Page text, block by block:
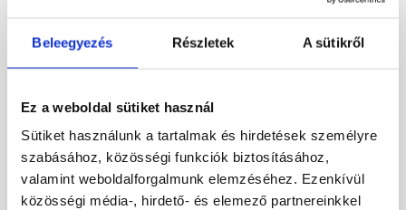
Beleegyezés Részletek A sütikről
Ez a weboldal sütiket használ
Sütiket használunk a tartalmak és hirdetések személyre
szabásához, közösségi funkciók biztosításához,
valamint weboldalforgalmunk elemzéséhez. Ezenkívül
közösségi média-, hirdető- és elemező partnereinkkel
Masterplast
Thermomaster akril
vékonyvakolat,
gördülőszemcsés 2 mm
Masterplast
Thermomaster akril
vékonyvakolat,
gördülőszemcsés 2 mm